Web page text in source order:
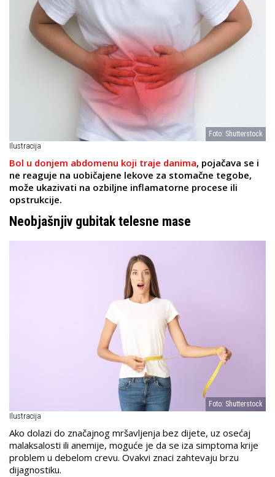
Foto: Shutterstock
Ilustracija
Bol u donjem abdomenu koji traje danima, pojačava se i
ne reaguje na uobičajene lekove za stomačne tegobe,
može ukazivati na ozbiljne inflamatorne procese ili
opstrukcije.
Neobjašnjiv gubitak telesne mase
Foto: Shutterstock
Ilustracija
Ako dolazi do značajnog mršavljenja bez dijete, uz osećaj
malaksalosti ili anemije, moguće je da se iza simptoma krije
problem u debelom crevu. Ovakvi znaci zahtevaju brzu
dijagnostiku.